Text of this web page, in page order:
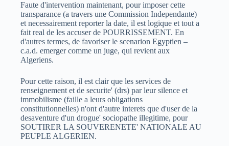
Faute d'intervention maintenant, pour imposer cette
transparance (a travers une Commission Independante)
et necessairement reporter la date, il est logique et tout a
fait real de les accuser de POURRISSEMENT. En
d'autres termes, de favoriser le scenarion Egyptien –
c.a.d. emerger comme un juge, qui revient aux
Algeriens.
Pour cette raison, il est clair que les services de
renseignement et de securite' (drs) par leur silence et
immobilisme (faille a leurs obligations
constitutionnelles) n'ont d'autre interets que d'user de la
desaventure d'un drogue' sociopathe illegitime, pour
SOUTIRER LA SOUVERENETE' NATIONALE AU
PEUPLE ALGERIEN.